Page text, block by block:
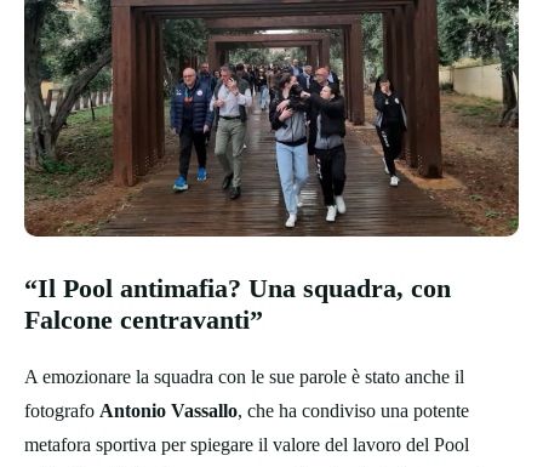
“Il Pool antimafia? Una squadra, con
Falcone centravanti”
A emozionare la squadra con le sue parole è stato anche il
fotografo Antonio Vassallo, che ha condiviso una potente
metafora sportiva per spiegare il valore del lavoro del Pool